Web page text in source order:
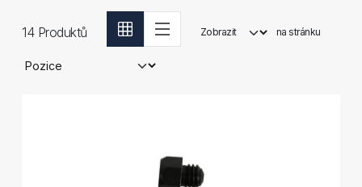
14Produktů Zobrazit na stránku